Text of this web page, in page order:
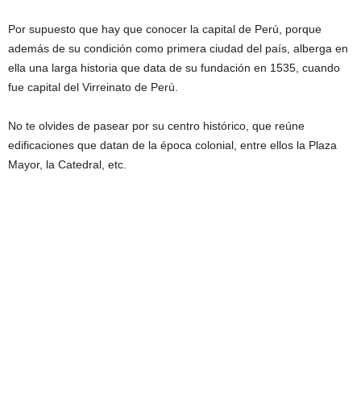
Por supuesto que hay que conocer la capital de Perú, porque
además de su condición como primera ciudad del país, alberga en
ella una larga historia que data de su fundación en 1535, cuando
fue capital del Virreinato de Perú.
No te olvides de pasear por su centro histórico, que reúne
edificaciones que datan de la época colonial, entre ellos la Plaza
Mayor, la Catedral, etc.